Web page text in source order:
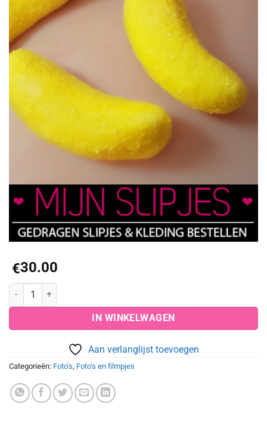
€30.00
Foto's geile bananensnoepjes aantal
IN WINKELWAGEN
Aan verlanglijst toevoegen
Categorieën: Foto's, Foto's en filmpjes